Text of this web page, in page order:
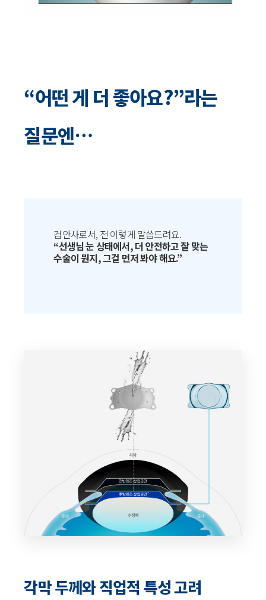
“어떤 게 더 좋아요?”라는
질문엔…
검안사로서, 전 이렇게 말씀드려요.
“선생님 눈 상태에서, 더 안전하고 잘 맞는
수술이 뭔지, 그걸 먼저 봐야 해요.”
각막 두께와 직업적 특성 고려